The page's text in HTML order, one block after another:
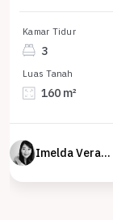
Kamar Tidur
3
Luas Tanah
160 m²
Imelda Veranika